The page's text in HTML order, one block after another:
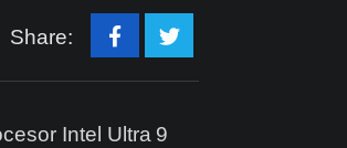
Share:
Intel Ultra 9